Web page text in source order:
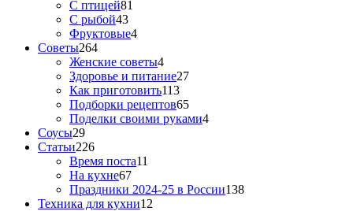
С птицей81
С рыбой43
Фруктовые4
Советы264
Женские советы4
Здоровье и питание27
Как приготовить113
Подборки рецептов65
Поделки своими руками4
Соусы29
Статьи226
Время поста11
На кухне67
Праздники 2024-25 в России138
Техника для кухни12